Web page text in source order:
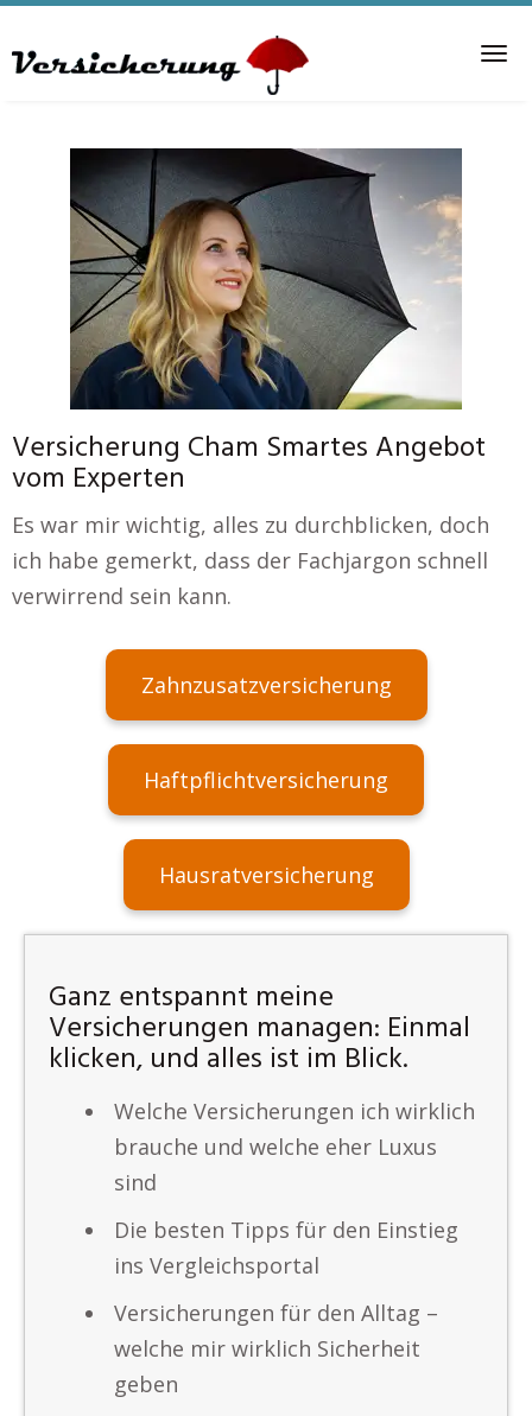
to
Versicherung Cham Smartes Angebot
vom Experten
Es war mir wichtig, alles zu durchblicken, doch
ich habe gemerkt, dass der Fachjargon schnell
verwirrend sein kann.
Zahnzusatzversicherung
Haftpflichtversicherung
Hausratversicherung
Ganz entspannt meine
Versicherungen managen: Einmal
klicken, und alles ist im Blick.
Welche Versicherungen ich wirklich
brauche und welche eher Luxus
sind
Die besten Tipps für den Einstieg
ins Vergleichsportal
Versicherungen für den Alltag –
welche mir wirklich Sicherheit
geben